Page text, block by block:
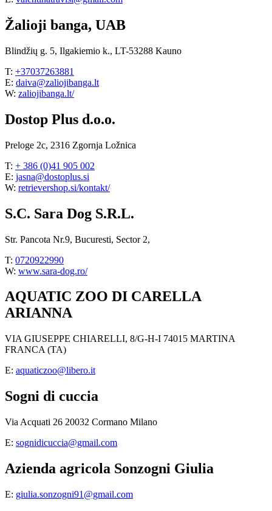
Žalioji banga, UAB
Blindžių g. 5, Ilgakiemio k., LT-53288 Kauno
T: +37037263881
E: daiva@zaliojibanga.lt
W: zaliojibanga.lt/
Dostop Plus d.o.o.
Preloge 2c, 2316 Zgornja Ložnica
T: + 386 (0)41 905 002
E: jasna@dostoplus.si
W: retrievershop.si/kontakt/
S.C. Sara Dog S.R.L.
Str. Pancota Nr.9, Bucuresti, Sector 2,
T: 0720922990
W: www.sara-dog.ro/
AQUATIC ZOO DI CARELLA
ARIANNA
VIA GIUSEPPE CHIARELLI, 8/G-H-I 74015 MARTINA
FRANCA (TA)
E: aquaticzoo@libero.it
Sogni di cuccia
Via Acquati 26 20032 Cormano Milano
E: sognidicuccia@gmail.com
Azienda agricola Sonzogni Giulia
E: giulia.sonzogni91@gmail.com